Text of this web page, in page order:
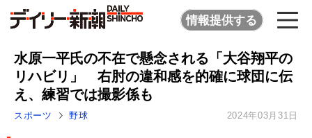
情報提供する
水原一平氏の不在で懸念される「大谷翔平の
リハビリ」 右肘の違和感を的確に球団に伝
え、練習では撮影係も
スポーツ 野球 2024年03月31日